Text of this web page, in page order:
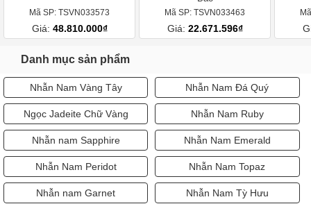
Mã SP: TSVN033573
Giá: 48.810.000₫
Mã SP: TSVN033463
Giá: 22.671.596₫
Danh mục sản phẩm
Nhẫn Nam Vàng Tây Nhẫn Nam Đá Quý
Ngọc Jadeite Chữ Vàng Nhẫn Nam Ruby
Nhẫn nam Sapphire Nhẫn Nam Emerald
Nhẫn Nam Peridot Nhẫn Nam Topaz
Nhẫn nam Garnet Nhẫn Nam Tỳ Hưu